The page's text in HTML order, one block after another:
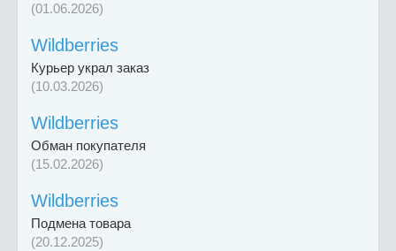
(01.06.2026)
Wildberries
Курьер украл заказ
(10.03.2026)
Wildberries
Обман покупателя
(15.02.2026)
Wildberries
Подмена товара
(20.12.2025)